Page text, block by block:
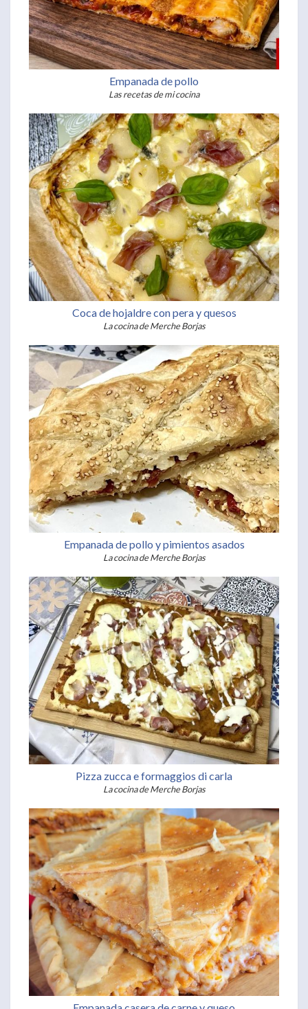
Empanada de pollo
Las recetas de mi cocina
Coca de hojaldre con pera y quesos
La cocina de Merche Borjas
Empanada de pollo y pimientos asados
La cocina de Merche Borjas
Pizza zucca e formaggios di carla
La cocina de Merche Borjas